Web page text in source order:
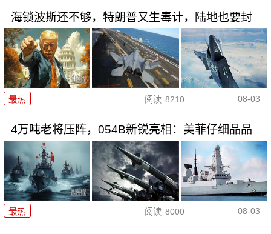
海锁波斯还不够，特朗普又生毒计，陆地也要封
最热 阅读 8210 08-03
4万吨老将压阵，054B新锐亮相：美菲仔细品品
最热 阅读 8000 08-03